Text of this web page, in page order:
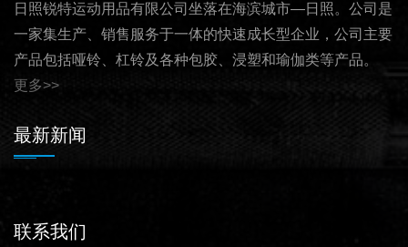
日照锐特运动用品有限公司坐落在海滨城市—日照。公司是
一家集生产、销售服务于一体的快速成长型企业，公司主要
产品包括哑铃、杠铃及各种包胶、浸塑和瑜伽类等产品。
更多>>
最新新闻
联系我们